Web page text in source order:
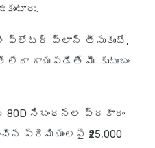
ఫ్లోటర్ ప్లాన్ తీసుకుంటే,
గాయపడితే మీ కుటుంబం
నిబంధనల ప్రకారం
ప్రీమియంలపై ₹25,000